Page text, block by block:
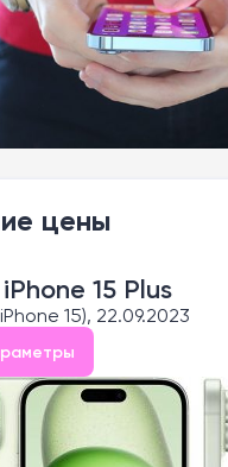
цены
15 Plus
15), 22.09.2023